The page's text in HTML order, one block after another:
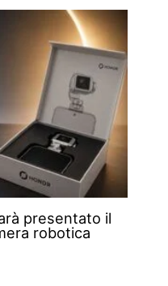
presentato il
robotica